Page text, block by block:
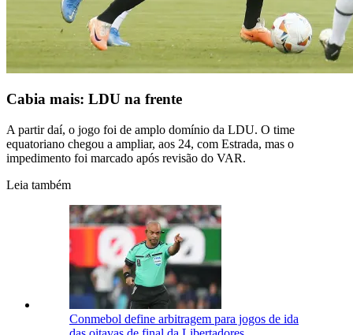
Cabia mais: LDU na frente
A partir daí, o jogo foi de amplo domínio da LDU. O time
equatoriano chegou a ampliar, aos 24, com Estrada, mas o
impedimento foi marcado após revisão do VAR.
Leia também
Conmebol define arbitragem para jogos de ida